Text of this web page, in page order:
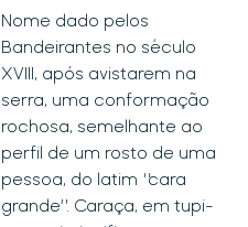
Particular do
Patrimônio
Natural,
componente da
APA Sul da RMBH
e da Reserva da
Biosfera;
Centro de
Nome dado pelos
Bandeirantes no século
XVIII, após avistarem na
serra, uma conformação
rochosa, semelhante ao
perfil de um rosto de uma
pessoa, do latim “cara
grande”. Caraça, em tupi-